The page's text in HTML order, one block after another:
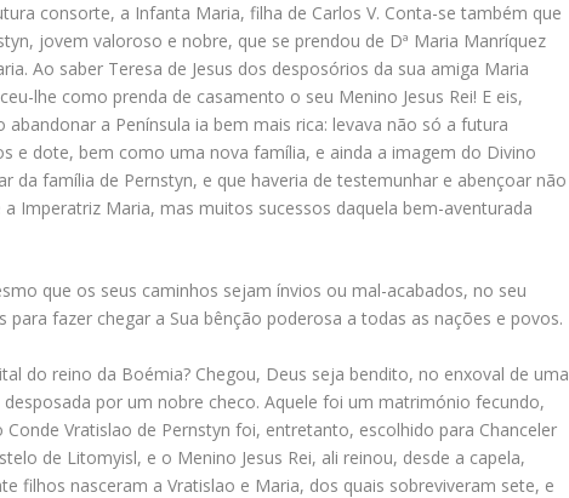
consorte, a Infanta Maria, filha de Carlos V. Conta-se também que
jovem valoroso e nobre, que se prendou de Dª Maria Manríquez
Ao saber Teresa de Jesus dos desposórios da sua amiga Maria
lhe como prenda de casamento o seu Menino Jesus Rei! E eis,
a Península ia bem mais rica: levava não só a futura
e dote, bem como uma nova família, e ainda a imagem do Divino
da família de Pernstyn, e que haveria de testemunhar e abençoar não
Imperatriz Maria, mas muitos sucessos daquela bem-aventurada
que os seus caminhos sejam ínvios ou mal-acabados, no seu
fazer chegar a Sua bênção poderosa a todas as nações e povos.
do reino da Boémia? Chegou, Deus seja bendito, no enxoval de uma
por um nobre checo. Aquele foi um matrimónio fecundo,
Vratislao de Pernstyn foi, entretanto, escolhido para Chanceler
de Litomyisl, e o Menino Jesus Rei, ali reinou, desde a capela,
filhos nasceram a Vratislao e Maria, dos quais sobreviveram sete, e